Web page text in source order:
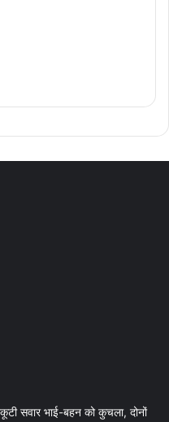
सवार भाई-बहन को कुचला, दोनों